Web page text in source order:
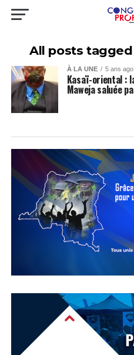
All posts
À LA UNE 5 ans ago
Kasaï-oriental :
Maweja saluée